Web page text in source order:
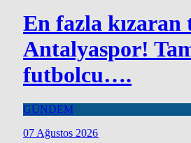
En fazla kızaran
Antalyaspor!
futbolcu….
GÜNDEM
07 Ağustos 2026